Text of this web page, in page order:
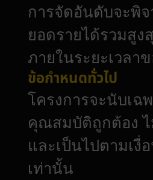
การจัดอันดับจะพิ
ยอดรายได้รวมสู
ภายในระยะเวลา
ข้อกำหนดทั่วไป
โครงการจะนับเฉ
คุณสมบัติถูกต้อง
และเป็นไปตามเ
เท่านั้น